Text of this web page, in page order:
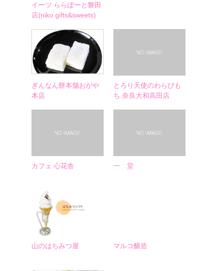
イーツ ららぽーと磐田
店(niko gifts&sweets)
ぎんなん餅本舗おがや
本店
とろり天使のわらびも
ち 奈良大和高田店
カフェ 心花舎 一ゝ堂
山のはちみつ屋 マルコ醸造